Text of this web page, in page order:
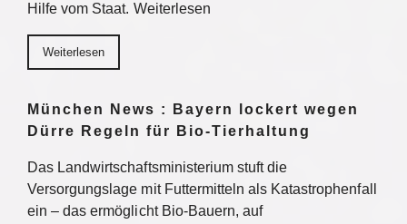
Hilfe vom Staat. Weiterlesen
Weiterlesen
München News : Bayern lockert wegen
Dürre Regeln für Bio-Tierhaltung
Das Landwirtschaftsministerium stuft die
Versorgungslage mit Futtermitteln als Katastrophenfall
ein – das ermöglicht Bio-Bauern, auf